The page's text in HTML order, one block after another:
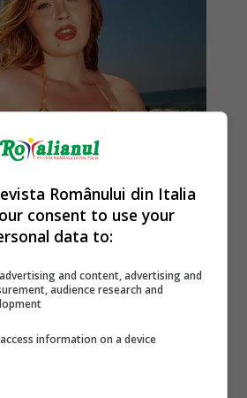
Românului din Italia
consent to use your
data to:
and content, advertising and
audience research and
information on a device